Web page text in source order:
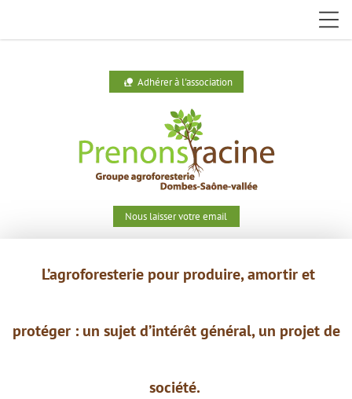
nature_people Adhérer à l'association
Nous laisser votre email
L’agroforesterie pour produire,amortir et
protéger : un sujetd’intérêt général, un projet de
société.